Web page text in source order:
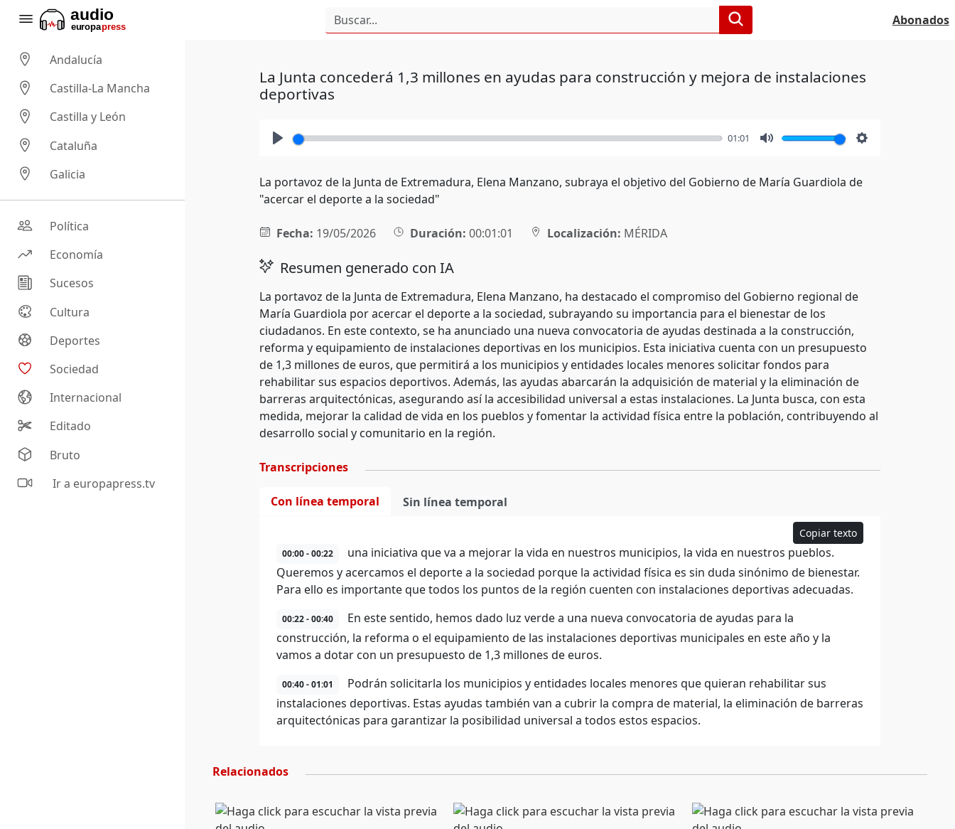
Abonados
Andalucía
Castilla-La Mancha
Castilla y León
Cataluña
Galicia
Política
Economía
Sucesos
Cultura
Deportes
Sociedad
Internacional
Editado
Bruto
Ir a europapress.tv
La Junta concederá 1,3 millones en ayudas para construcción y mejora de instalaciones
deportivas
01:01
La portavoz de la Junta de Extremadura, Elena Manzano, subraya el objetivo del Gobierno de María Guardiola de
"acercar el deporte a la sociedad"
Fecha: 19/05/2026 Duración: 00:01:01 Localización: MÉRIDA
Resumen generado con IA
La portavoz de la Junta de Extremadura, Elena Manzano, ha destacado el compromiso del Gobierno regional de
María Guardiola por acercar el deporte a la sociedad, subrayando su importancia para el bienestar de los
ciudadanos. En este contexto, se ha anunciado una nueva convocatoria de ayudas destinada a la construcción,
reforma y equipamiento de instalaciones deportivas en los municipios. Esta iniciativa cuenta con un presupuesto
de 1,3 millones de euros, que permitirá a los municipios y entidades locales menores solicitar fondos para
rehabilitar sus espacios deportivos. Además, las ayudas abarcarán la adquisición de material y la eliminación de
barreras arquitectónicas, asegurando así la accesibilidad universal a estas instalaciones. La Junta busca, con esta
medida, mejorar la calidad de vida en los pueblos y fomentar la actividad física entre la población, contribuyendo al
desarrollo social y comunitario en la región.
Transcripciones
Con línea temporal Sin línea temporal
Copiar texto
00:00 - 00:22
una iniciativa que va a mejorar la vida en nuestros municipios, la vida en nuestros pueblos.
Queremos y acercamos el deporte a la sociedad porque la actividad física es sin duda sinónimo de bienestar.
Para ello es importante que todos los puntos de la región cuenten con instalaciones deportivas adecuadas.
00:22 - 00:40
En este sentido, hemos dado luz verde a una nueva convocatoria de ayudas para la
construcción, la reforma o el equipamiento de las instalaciones deportivas municipales en este año y la
vamos a dotar con un presupuesto de 1,3 millones de euros.
00:40 - 01:01
Podrán solicitarla los municipios y entidades locales menores que quieran rehabilitar sus
instalaciones deportivas. Estas ayudas también van a cubrir la compra de material, la eliminación de barreras
arquitectónicas para garantizar la posibilidad universal a todos estos espacios.
Relacionados